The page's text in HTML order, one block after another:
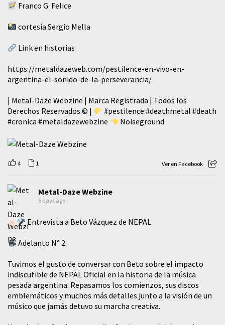
Franco G. Felice
cortesía Sergio Mella
Link en historias
https://metaldazeweb.com/pestilence-en-vivo-en-
argentina-el-sonido-de-la-perseverancia/
| Metal-Daze Webzine | Marca Registrada | Todos los
Derechos Reservados © |
#pestilence #deathmetal #death
#cronica #metaldazewebzine Noiseground
4 1 Ver en Facebook
Metal-Daze Webzine
5 days ago
Entrevista a Beto Vázquez de NEPAL
Adelanto N° 2
Tuvimos el gusto de conversar con Beto sobre el impacto
indiscutible de NEPAL Oficial en la historia de la música
pesada argentina. Repasamos los comienzos, sus discos
emblemáticos y muchos más detalles junto a la visión de un
músico que jamás detuvo su marcha creativa.